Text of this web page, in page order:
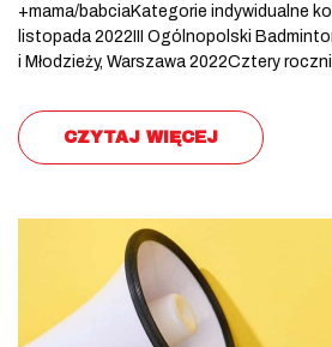
+mama/babciaKategorie indywidualne
listopada 2022III Ogólnopolski
i Młodzieży, Warszawa 2022Cztery
CZYTAJ WIĘCEJ